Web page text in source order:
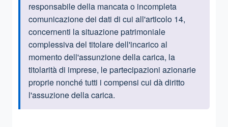
responsabile della mancata o incompleta
comunicazione dei dati di cui all'articolo 14,
concernenti la situazione patrimoniale
complessiva del titolare dell'incarico al
momento dell'assunzione della carica, la
titolarità di imprese, le partecipazioni azionarie
proprie nonché tutti i compensi cui dà diritto
l'assuzione della carica.